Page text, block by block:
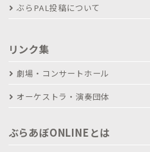
ぶらPAL投稿について
リンク集
劇場・コンサートホール
オーケストラ・演奏団体
ぶらあぼONLINEとは